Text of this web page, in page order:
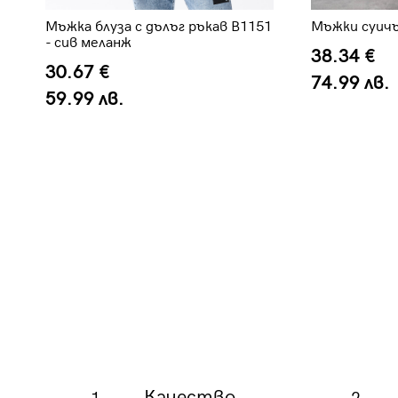
Мъжка блуза с дълъг ръкав B1151
- сив меланж
30.67 €
59.99 лв.
Мъжки
38.34 €
74.99 лв.